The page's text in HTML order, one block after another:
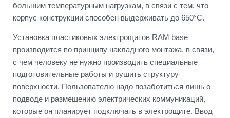
большим температурным нагрузкам, в связи с тем, что
корпус конструкции способен выдерживать до 650°С.
Установка пластиковых электрощитов RAM base
производится по принципу накладного монтажа, в связи,
с чем человеку не нужно производить специальные
подготовительные работы и рушить структуру
поверхности. Пользователю надо позаботиться лишь о
подводе и размещению электрических коммуникаций,
которые он планирует подключать в электрощите. Ввод